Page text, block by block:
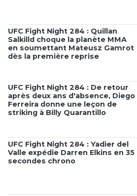
UFC Fight Night 284 : Quillan
Salkilld choque la planète MMA
en soumettant Mateusz Gamrot
dès la première reprise
UFC Fight Night 284 : De retour
après deux ans d'absence, Diego
Ferreira donne une leçon de
striking à Billy Quarantillo
UFC Fight Night 284 : Yadier del
Valle expédie Darren Elkins en 35
secondes chrono